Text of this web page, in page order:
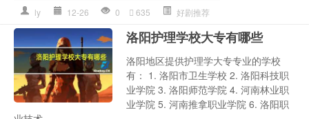
ly 12-26 0 635 好剧推荐
洛阳护理学校大专有哪些
洛阳地区提供护理学大专专业的学校
有： 1. 洛阳市卫生学校 2. 洛阳科技职
业学院 3. 洛阳师范学院 4. 河南林业职
业学院 5. 河南推拿职业学院 6. 洛阳职